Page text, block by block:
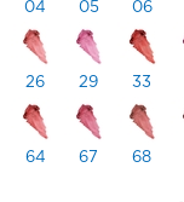
04 05 06
26 29 33
64 67 68